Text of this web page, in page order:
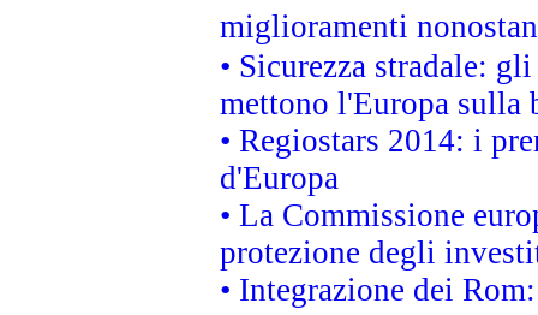
miglioramenti
• Sicurezza stradale:
mettono l'Europa sulla
• Regiostars 2014: i
d'Europa
• La Commissione
protezione degli
• Integrazione dei